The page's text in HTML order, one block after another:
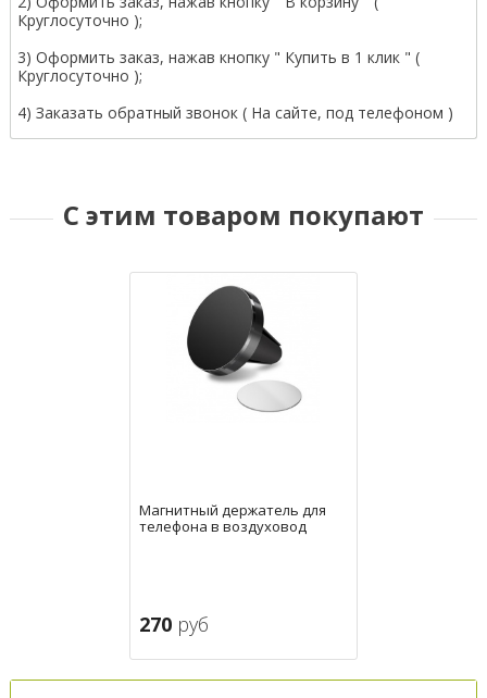
Круглосуточно );
3) Оформить заказ, нажав кнопку " Купить в 1 клик " (
Круглосуточно );
4) Заказать обратный звонок ( На сайте, под телефоном )
С этим товаром покупают
Магнитный держатель для
телефона в воздуховод
270 руб